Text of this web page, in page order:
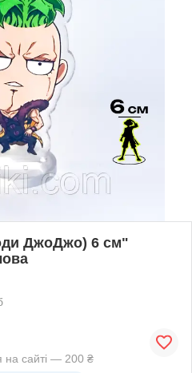
ДжоДжо) 6 см"
на сайті — 200 ₴